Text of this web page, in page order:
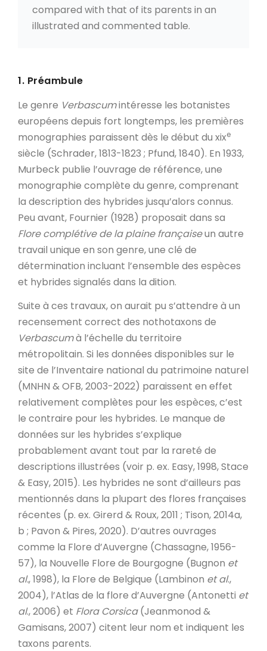
compared with that of its parents in an
illustrated and commented table.
1. Préambule
Le genre Verbascumintéresse les botanistes
européens depuis fort longtemps, les premières
monographies paraissent dès le début du xixe
siècle (Schrader, 1813-1823 ; Pfund, 1840). En 1933,
Murbeck publie l’ouvrage de référence, une
monographie complète du genre, comprenant
la description des hybrides jusqu’alors connus.
Peu avant, Fournier (1928) proposait dans sa
Flore complétive de la plaine françaiseun autre
travail unique en son genre, une clé de
détermination incluant l’ensemble des espèces
et hybrides signalés dans la dition.
Suite à ces travaux, on aurait pu s’attendre à un
recensement correct des nothotaxons de
Verbascumà l’échelle du territoire
métropolitain. Si les données disponibles sur le
site de l’Inventaire national du patrimoine naturel
(MNHN & OFB, 2003-2022) paraissent en effet
relativement complètes pour les espèces, c’est
le contraire pour les hybrides. Le manque de
données sur les hybrides s’explique
probablement avant tout par la rareté de
descriptions illustrées (voir p. ex. Easy, 1998, Stace
& Easy, 2015). Les hybrides ne sont d’ailleurs pas
mentionnés dans la plupart des flores françaises
récentes (p. ex. Girerd & Roux, 2011 ; Tison, 2014a,
b ; Pavon & Pires, 2020). D’autres ouvrages
comme la Flore d’Auvergne (Chassagne, 1956-
57), la Nouvelle Flore de Bourgogne (Bugnon et
al., 1998), la Flore de Belgique (Lambinon et al.,
2004), l’Atlas de la flore d’Auvergne (Antonetti et
al., 2006) et Flora Corsica(Jeanmonod &
Gamisans, 2007) citent leur nom et indiquent les
taxons parents.